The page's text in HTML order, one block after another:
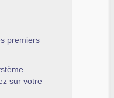
premiers
sur votre